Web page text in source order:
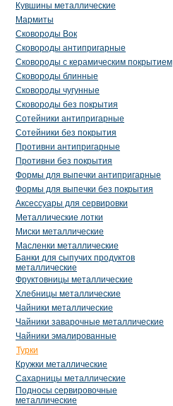
Кувшины металлические
Мармиты
Сковороды Вок
Сковороды антипригарные
Сковороды с керамическим покрытием
Сковороды блинные
Сковороды чугунные
Сковороды без покрытия
Сотейники антипригарные
Сотейники без покрытия
Противни антипригарные
Противни без покрытия
Формы для выпечки антипригарные
Формы для выпечки без покрытия
Аксессуары для сервировки
Металлические лотки
Миски металлические
Масленки металлические
Банки для сыпучих продуктов
металлические
Фруктовницы металлические
Хлебницы металлические
Чайники металлические
Чайники заварочные металлические
Чайники эмалированные
Турки
Кружки металлические
Сахарницы металлические
Подносы сервировочные
металлические